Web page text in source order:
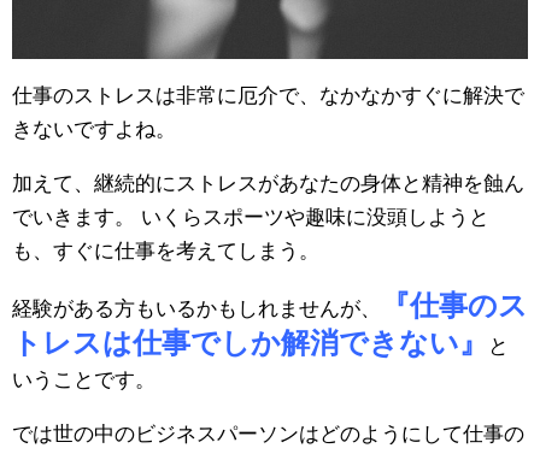
仕事のストレスは非常に厄介で、なかなかすぐに解決で
きないですよね。
加えて、継続的にストレスがあなたの身体と精神を蝕ん
でいきます。 いくらスポーツや趣味に没頭しようと
も、すぐに仕事を考えてしまう。
経験がある方もいるかもしれませんが、
『仕事のス
トレスは仕事でしか解消できない』
と
いうことです。
では世の中のビジネスパーソンはどのようにして仕事の